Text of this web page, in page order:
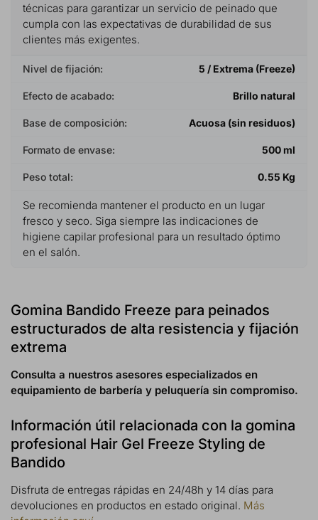
técnicas para garantizar un servicio de peinado que
cumpla con las expectativas de durabilidad de sus
clientes más exigentes.
Nivel de fijación: 5 / Extrema (Freeze)
Efecto de acabado: Brillo natural
Base de composición: Acuosa (sin residuos)
Formato de envase: 500 ml
Peso total: 0.55 Kg
Se recomienda mantener el producto en un lugar
fresco y seco. Siga siempre las indicaciones de
higiene capilar profesional para un resultado óptimo
en el salón.
Gomina Bandido Freeze para peinados
estructurados de alta resistencia y fijación
extrema
Consulta a nuestros asesores especializados en
equipamiento de barbería y peluquería sin compromiso.
Información útil relacionada con la gomina
profesional Hair Gel Freeze Styling de
Bandido
Disfruta de entregas rápidas en 24/48h y 14 días para
devoluciones en productos en estado original. Más